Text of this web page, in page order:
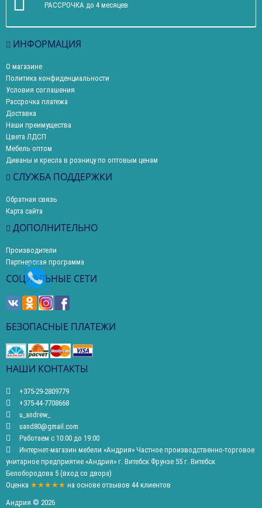
РАССРОЧКА до 4 месяцев
ИНФОРМАЦИЯ
О магазине
Политика конфиденциальности
Условия соглашения
Рассрочка платежа
Доставка
Наши преимущества
Цвета ЛДСП
Мебель оптом
Диваны и кресла в розницу по оптовым ценам
СЛУЖБА ПОДДЕРЖКИ
Обратная связь
Карта сайта
ДОПОЛНИТЕЛЬНО
Производители
Партнерская программа
СОЦИАЛЬНЫЕ СЕТИ
БЕЗОПАСНЫЕ ПЛАТЕЖИ
НАШИ КОНТАКТЫ
+375-29-2809779
+375-44-7708668
u_andrew_
uand80@gmail.com
Работаем с 10:00 до 19:00
Интернет-магазин мебели «Андрия» Частное производственно-торговое
унитарное предприятие «Андрия» г. Витебск Фрунзе 55 г. Витебск
Белобородова 5 (вход со двора)
Оценка ★★★★★ на основе отзывов 44 клиентов
Андрия © 2026